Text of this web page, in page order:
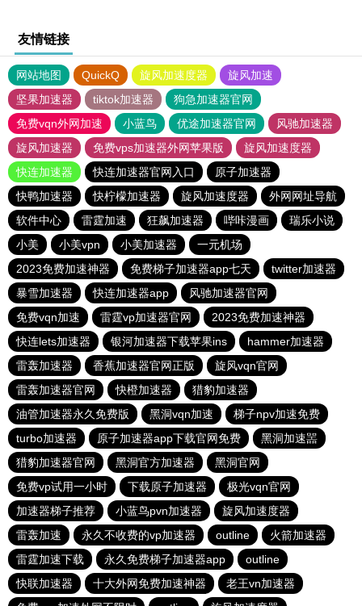
友情链接
网站地图 QuickQ 旋风加速度器
旋风加速
坚果加速器
tiktok加速器
狗急加速器官网
免费vqn外网加速
小蓝鸟 优途加速器官网
风驰加速器
旋风加速器
免费vps加速器外网苹果版
旋风加速度器
快连加速器
快连加速器官网入口
原子加速器
快鸭加速器
快柠檬加速器 旋风加速度器
外网网址导航
软件中心
雷霆加速 狂飙加速器 哔咔漫画
瑞乐小说
小美
小美vpn 小美加速器
一元机场
2023免费加速神器
免费梯子加速器app七天
twitter加速器
暴雪加速器
快连加速器app
风驰加速器官网
免费vqn加速
雷霆vp加速器官网
2023免费加速神器
快连lets加速器
银河加速器下载苹果ins
hammer加速器
雷轰加速器
香蕉加速器官网正版
旋风vqn官网
雷轰加速器官网
快橙加速器
猎豹加速器
油管加速器永久免费版
黑洞vqn加速
梯子npv加速免费
turbo加速器
原子加速器app下载官网免费
黑洞加速噐
猎豹加速器官网
黑洞官方加速器
黑洞官网
免费vp试用一小时
下载原子加速器
极光vqn官网
加速器梯子推荐
小蓝鸟pvn加速器
旋风加速度器
雷轰加速
永久不收费的vp加速器 outline
火箭加速器
雷霆加速下载
永久免费梯子加速器app
outline
快联加速器
十大外网免费加速神器
老王vn加速器